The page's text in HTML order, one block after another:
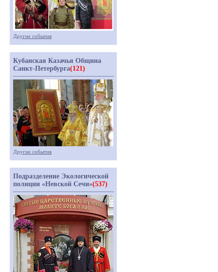
Другие события
Кубанская Казачья Община
Санкт-Петербурга(121)
Другие события
Подразделение Экологической
полиции «Невской Сечи»(537)